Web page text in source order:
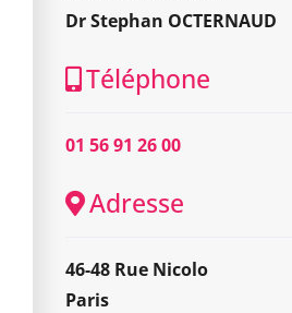
Dr Stephan OCTERNAUD
Téléphone
01 56 91 26 00
Adresse
46-48 Rue Nicolo
Paris